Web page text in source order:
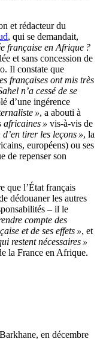
et rédacteur du
, qui se demandait,
française en Afrique ?
et sans concession de
Il constate que
françaises ont mis très
n’a cessé de se
d’une ingérence
», a abouti à
africaines » vis-à-vis de
d’en tirer les leçons », la
européens) ou ses
de repenser son
que l’État français
dédouaner les autres
– il le
compte des
et de ses effets », et
restent nécessaires »
la France en Afrique.
en décembre